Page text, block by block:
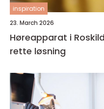
inspiration
23. March 2026
Høreapparat i
rette løsning